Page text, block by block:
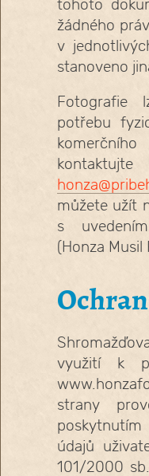
tohoto
žádného
v
stanoveno
Fotografie
potřebu
můžete užít
s
(Honza
využití k
strany
údajů
101/2000